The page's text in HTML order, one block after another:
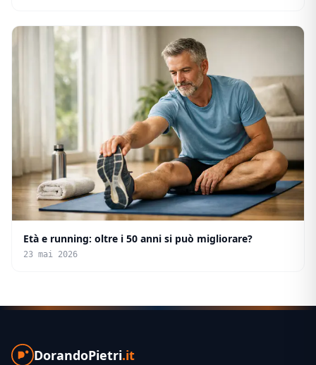
Età e running: oltre i 50 anni si può migliorare?
23 mai 2026
DorandoPietri.it